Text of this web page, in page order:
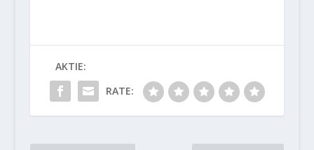
AKTIE:
RATE: